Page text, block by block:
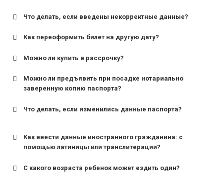
Что делать, если введены некорректные данные?
Как переоформить билет на другую дату?
Можно ли купить в рассрочку?
Можно ли предъявить при посадке нотариально
заверенную копию паспорта?
Что делать, если изменились данные паспорта?
Как ввести данные иностранного гражданина: с
помощью латиницы или транслитерации?
С какого возраста ребенок может ездить один?